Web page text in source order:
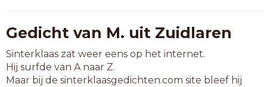
Gedicht van M. uit Zuidlaren
Sinterklaas zat weer eens op het internet.
Hij surfde van A naar Z.
Maar bij de sinterklaasgedichten.com site bleef hij